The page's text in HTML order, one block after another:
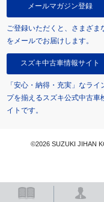
メールマガジン登録
ご登録いただくと、さまざま
をメールでお届けします。
スズキ中古車情報サイト
「安心・納得・充実」なライ
プを揃えるスズキ公式中古車
イトです。
©2026 SUZUKI JIHAN